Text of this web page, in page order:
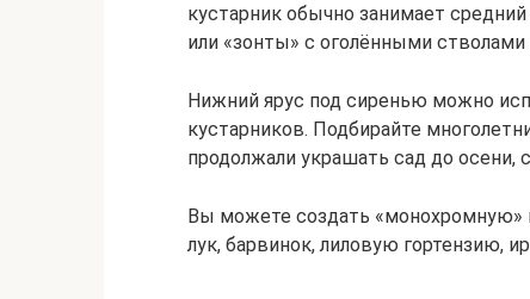
кустарник обычно занимает
или «зонты» с оголёнными
Нижний ярус под сиренью можно
кустарников. Подбирайте
продолжали украшать сад до осени,
Вы можете создать «монохромную»
лук, барвинок, лиловую гортензию,